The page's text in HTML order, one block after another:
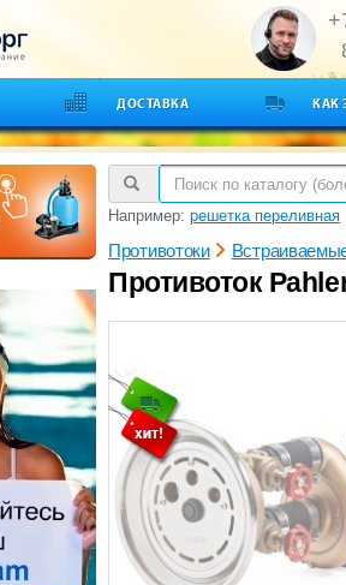
ДОСТАВКА КАК
Например: решетка переливная
Противотоки
Противоток